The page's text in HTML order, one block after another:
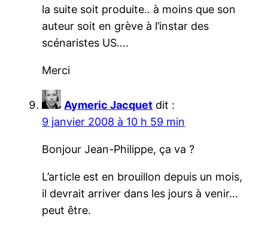
la suite soit produite.. à moins que son
auteur soit en grève à l’instar des
scénaristes US….
Merci
Aymeric Jacquet dit :
9 janvier 2008 à 10 h 59 min
Bonjour Jean-Philippe, ça va ?
L’article est en brouillon depuis un mois,
il devrait arriver dans les jours à venir…
peut être.